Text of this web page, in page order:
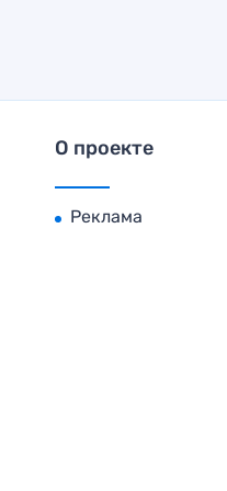
О проекте
Реклама